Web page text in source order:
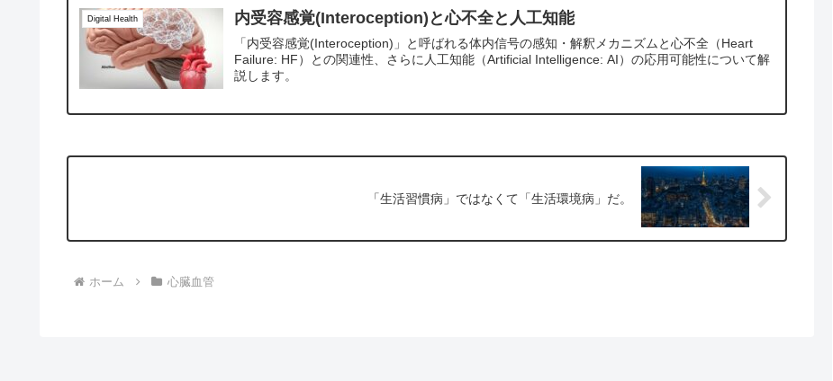
Digital Health 内受容感覚(Interoception)と心不全と人工知能
「内受容感覚(Interoception)」と呼ばれる体内信号の感知・解釈メカニズムと心不全（Heart
Failure: HF）との関連性、さらに人工知能（Artificial Intelligence: AI）の応用可能性について解
説します。
「生活習慣病」ではなくて「生活環境病」だ。
ホーム 心臓血管